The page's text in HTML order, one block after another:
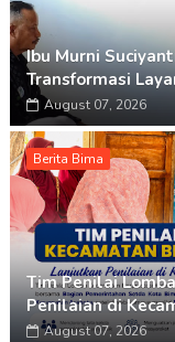
Ibu Murni
Transformasi
August 07, 2026
Berita Bima
Tim Penilai
Penilaian di
August 07, 2026